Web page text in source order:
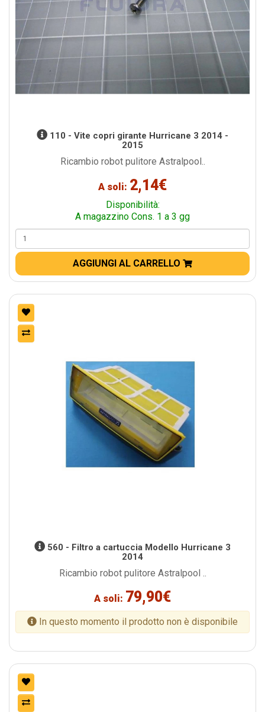
110 - Vite copri girante Hurricane 3 2014 -
2015
Ricambio robot pulitore Astralpool..
A soli: 2,14€
Disponibilità:
A magazzino Cons. 1 a 3 gg
AGGIUNGI AL CARRELLO
560 - Filtro a cartuccia Modello Hurricane 3
2014
Ricambio robot pulitore Astralpool ..
A soli: 79,90€
In questo momento il prodotto non è disponibile